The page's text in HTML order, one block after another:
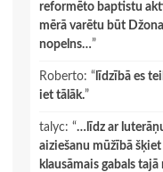
reformēto baptistu
mērā varētu būt
nopelns…”
Roberto: “ līdzībā es
iet tālāk.”
talyc: “…līdz ar
aiziešanu mūžībā
klausāmais gabals tajā